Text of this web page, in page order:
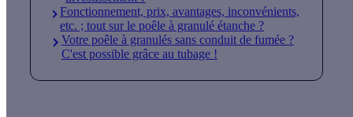
Fonctionnement, prix, avantages, inconvénients,
etc. ; tout sur le poêle à granulé étanche ?
Votre poêle à granulés sans conduit de fumée ?
C'est possible grâce au tubage !